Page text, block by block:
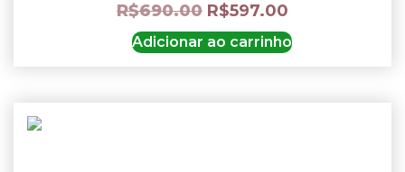
R$690.00 R$597.00
Adicionar ao carrinho